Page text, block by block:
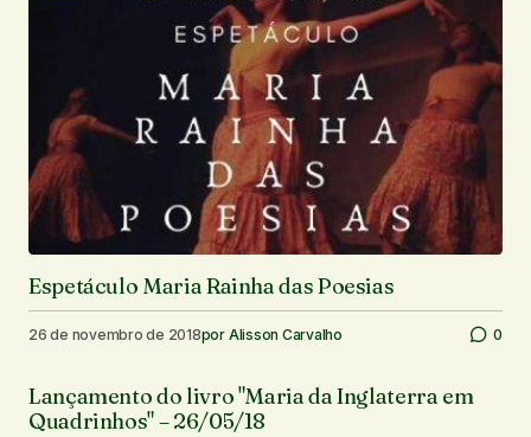
Espetáculo Maria Rainha das Poesias
26 de novembro de 2018por Alisson Carvalho 0
Lançamento do livro "Maria da Inglaterra em
Quadrinhos" – 26/05/18